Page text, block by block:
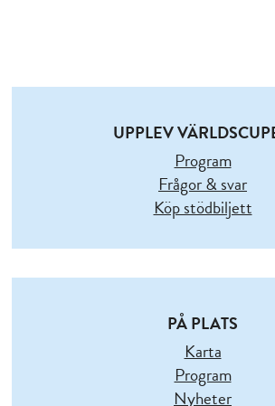
UPPLEV
Program
Frågor & svar
Köp stödbiljett
PÅ PLATS
Karta
Program
Nyheter